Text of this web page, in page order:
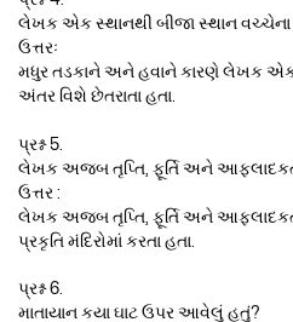
લેખક એક સ્થાનથી બીજા સ્થાન વચ્ચેના
ઉત્તરઃ
મધુર તડકાને અને હવાને કારણે લેખક એક
અંતર વિશે છેતરાતા હતા.
પ્રશ્ન 5.
લેખક અજબ તૃપ્તિ, ફૂર્તિ અને
ઉત્તર :
લેખક અજબ તૃપ્તિ, ફૂર્તિ અને
પ્રકૃતિ મંદિરોમાં કરતા હતા.
પ્રશ્ન 6.
માતાયાન કયા ઘાટ ઉપર આવેલું હતું?